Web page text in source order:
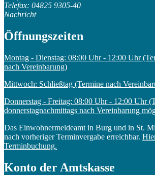
Telefax: 04825 9305-40
Nachricht
Öffnungszeiten
Montag - Dienstag: 08:00 Uhr - 12:00 Uhr
nach Vereinbarung)
Mittwoch: Schließtag (Termine nach
Donnerstag - Freitag: 08:00 Uhr - 12:00 Uhr
donnerstagnachmittags nach Vereinbarung
Das Einwohnermeldeamt in Burg und in St.
nach vorheriger Terminvergabe erreichbar.
Terminbuchung.
Konto der Amtskasse